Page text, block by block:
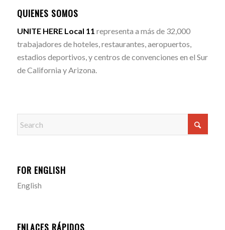
QUIENES SOMOS
UNITE HERE Local 11 representa a más de 32,000
trabajadores de hoteles, restaurantes, aeropuertos,
estadios deportivos, y centros de convenciones en el Sur
de California y Arizona.
FOR ENGLISH
English
ENLACES RÁPIDOS